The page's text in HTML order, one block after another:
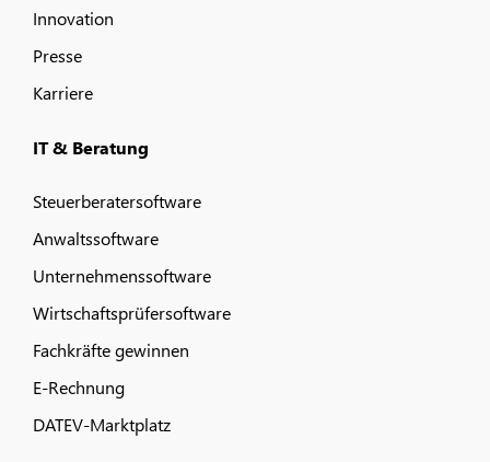
Innovation
Presse
Karriere
IT & Beratung
Steuerberatersoftware
Anwaltssoftware
Unternehmenssoftware
Wirtschaftsprüfersoftware
Fachkräfte gewinnen
E-Rechnung
DATEV-Marktplatz